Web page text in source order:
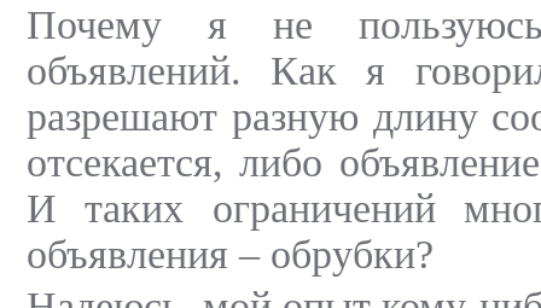
Почему я не пользуюсь
объявлений. Как я
разрешают разную длину
отсекается, либо
И таких ограничений
объявления – обрубки?